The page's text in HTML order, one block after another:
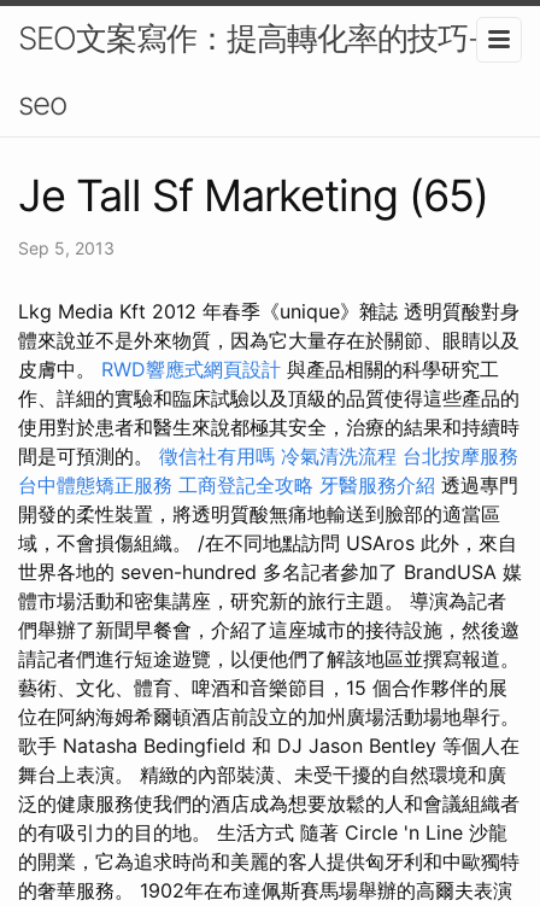
SEO文案寫作：提高轉化率的技巧-
seo
Je Tall Sf Marketing (65)
Sep 5, 2013
Lkg Media Kft 2012 年春季《unique》雜誌 透明質酸對身
體來說並不是外來物質，因為它大量存在於關節、眼睛以及
皮膚中。 RWD響應式網頁設計 與產品相關的科學研究工
作、詳細的實驗和臨床試驗以及頂級的品質使得這些產品的
使用對於患者和醫生來說都極其安全，治療的結果和持續時
間是可預測的。 徵信社有用嗎 冷氣清洗流程 台北按摩服務
台中體態矯正服務 工商登記全攻略 牙醫服務介紹 透過專門
開發的柔性裝置，將透明質酸無痛地輸送到臉部的適當區
域，不會損傷組織。 /在不同地點訪問 USAros 此外，來自
世界各地的 seven-hundred 多名記者參加了 BrandUSA 媒
體市場活動和密集講座，研究新的旅行主題。 導演為記者
們舉辦了新聞早餐會，介紹了這座城市的接待設施，然後邀
請記者們進行短途遊覽，以便他們了解該地區並撰寫報道。
藝術、文化、體育、啤酒和音樂節目，15 個合作夥伴的展
位在阿納海姆希爾頓酒店前設立的加州廣場活動場地舉行。
歌手 Natasha Bedingfield 和 DJ Jason Bentley 等個人在
舞台上表演。 精緻的內部裝潢、未受干擾的自然環境和廣
泛的健康服務使我們的酒店成為想要放鬆的人和會議組織者
的有吸引力的目的地。 生活方式 隨著 Circle 'n Line 沙龍
的開業，它為追求時尚和美麗的客人提供匈牙利和中歐獨特
的奢華服務。 1902年在布達佩斯賽馬場舉辦的高爾夫表演